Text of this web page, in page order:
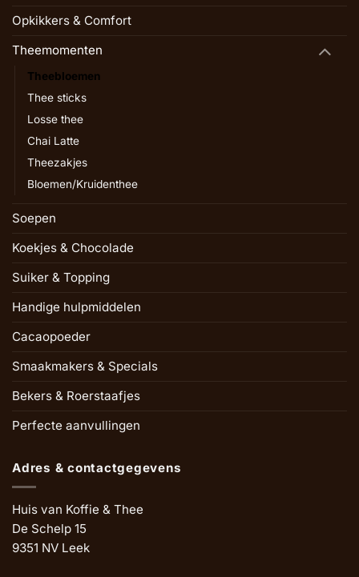
Opkikkers & Comfort
Theemomenten
Theebloemen
Thee sticks
Losse thee
Chai Latte
Theezakjes
Bloemen/Kruidenthee
Soepen
Koekjes & Chocolade
Suiker & Topping
Handige hulpmiddelen
Cacaopoeder
Smaakmakers & Specials
Bekers & Roerstaafjes
Perfecte aanvullingen
Adres & contactgegevens
Huis van Koffie & Thee
De Schelp 15
9351 NV Leek